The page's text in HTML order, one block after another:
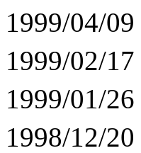
1999/04/09
1999/02/17
1999/01/26
1998/12/20